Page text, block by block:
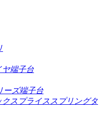
ヤ端子台
ーズ端子台
スプライススプリングタ